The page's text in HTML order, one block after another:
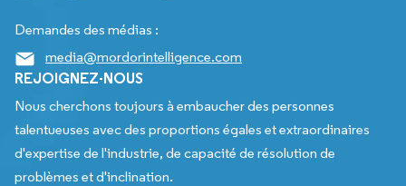
Demandes des médias :
media@mordorintelligence.com
REJOIGNEZ-NOUS
Nous cherchons toujours à embaucher des personnes
talentueuses avec des proportions égales et extraordinaires
d'expertise de l'industrie, de capacité de résolution de
problèmes et d'inclination.